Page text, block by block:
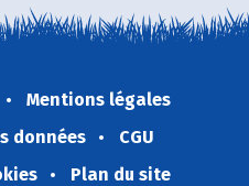
Mentions légales
données
CGU
Plan du site